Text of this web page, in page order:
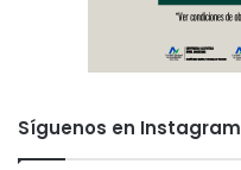
Síguenos en Instagram